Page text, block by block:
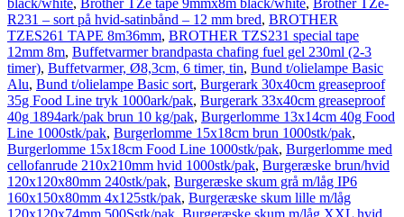
black/white, Brother TZe tape 9mmx8m black/white, Brother TZe-
R231 – sort på hvid-satinbånd – 12 mm bred, BROTHER
TZES261 TAPE 8m36mm, BROTHER TZS231 special tape
12mm 8m, Buffetvarmer brandpasta chafing fuel gel 230ml (2-3
timer), Buffetvarmer, Ø8,3cm, 6 timer, tin, Bund t/olielampe Basic
Alu, Bund t/olielampe Basic sort, Burgerark 30x40cm greaseproof
35g Food Line tryk 1000ark/pak, Burgerark 33x40cm greaseproof
40g 1894ark/pak brun 10 kg/pak, Burgerlomme 13x14cm 40g Food
Line 1000stk/pak, Burgerlomme 15x18cm brun 1000stk/pak,
Burgerlomme 15x18cm Food Line 1000stk/pak, Burgerlomme med
cellofanrude 210x210mm hvid 1000stk/pak, Burgeræske brun/hvid
120x120x80mm 240stk/pak, Burgeræske skum grå m/låg IP6
160x150x80mm 4x125stk/pak, Burgeræske skum lille m/låg
120x120x74mm 500Sstk/pak, Burgeræske skum m/låg XXL hvid